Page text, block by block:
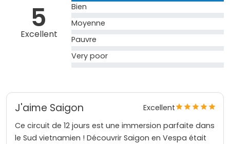
5
Excellent
Bien
Moyenne
Pauvre
Very poor
J'aime Saigon
Excellent
Ce circuit de 12 jours est une immersion parfaite dans
le Sud vietnamien ! Découvrir Saigon en Vespa était